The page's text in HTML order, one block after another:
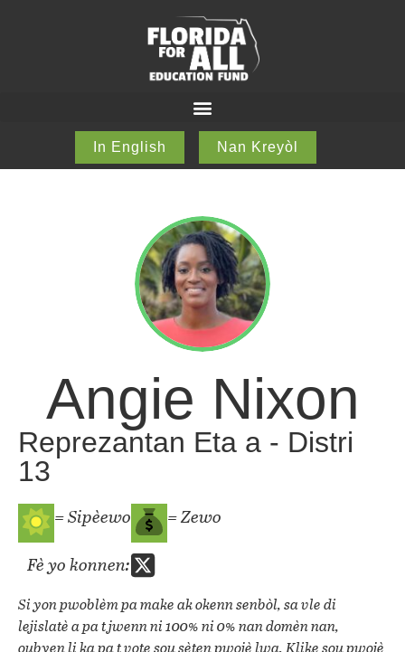
In English Nan Kreyòl
Angie Nixon
Reprezantan Eta a - Distri
13
= Sipèewo
= Zewo
Fè yo konnen:
Si yon pwoblèm pa make ak okenn senbòl, sa vle di
lejislatè a pa t jwenn ni 100% ni 0% nan domèn nan,
oubyen li ka pa t vote sou sèten pwojè lwa. Klike sou pwojè